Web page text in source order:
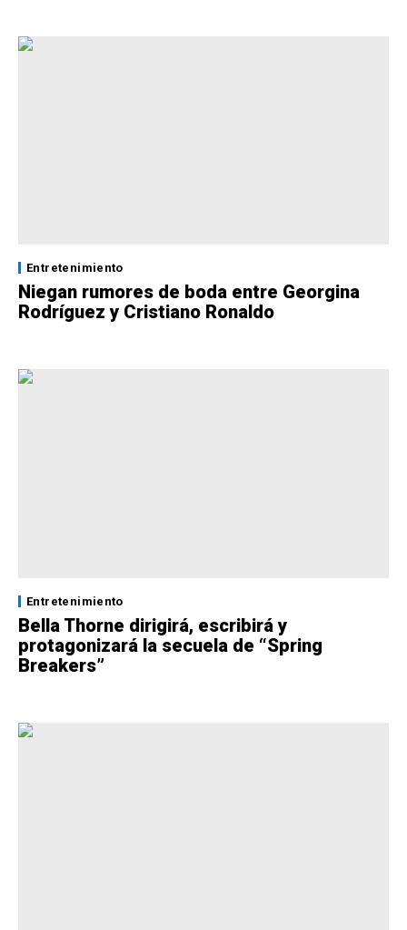
Entretenimiento
Niegan rumores de boda entre Georgina
Rodríguez y Cristiano Ronaldo
Entretenimiento
Bella Thorne dirigirá, escribirá y
protagonizará la secuela de “Spring
Breakers”